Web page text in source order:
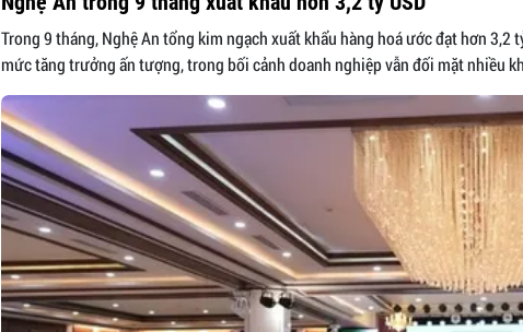
Trong 9 tháng, Nghệ An tổng kim ngạch xuất khẩu hàng hoá ước đạt hơn 3,2
mức tăng trưởng ấn tượng, trong bối cảnh doanh nghiệp vẫn đối mặt nhiều